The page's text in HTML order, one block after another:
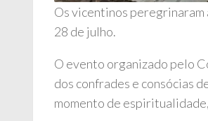
Os vicentinos peregrinaram
28 de julho.
O evento organizado pelo
dos confrades e consócias
momento de